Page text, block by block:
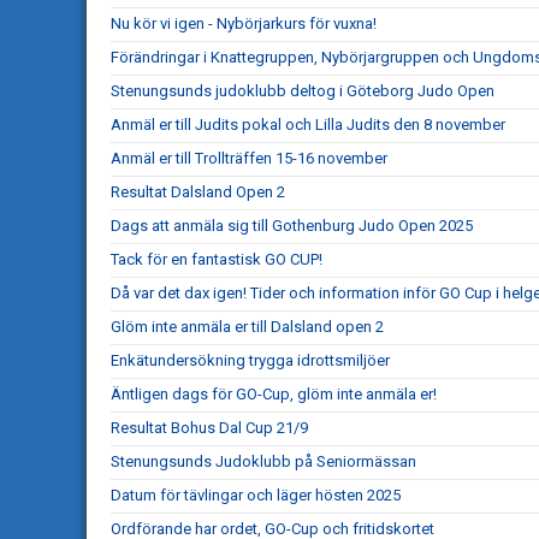
Nu kör vi igen - Nybörjarkurs för vuxna!
Förändringar i Knattegruppen, Nybörjargruppen och
Stenungsunds judoklubb deltog i Göteborg Judo Open
Anmäl er till Judits pokal och Lilla Judits den 8 november
Anmäl er till Trollträffen 15-16 november
Resultat Dalsland Open 2
Dags att anmäla sig till Gothenburg Judo Open 2025
Tack för en fantastisk GO CUP!
Då var det dax igen! Tider och information inför GO Cup i
Glöm inte anmäla er till Dalsland open 2
Enkätundersökning trygga idrottsmiljöer
Äntligen dags för GO-Cup, glöm inte anmäla er!
Resultat Bohus Dal Cup 21/9
Stenungsunds Judoklubb på Seniormässan
Datum för tävlingar och läger hösten 2025
Ordförande har ordet, GO-Cup och fritidskortet